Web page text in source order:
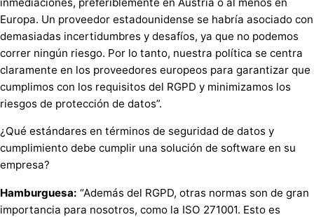
Europa. Un proveedor estadounidense se habría asociado con
demasiadas incertidumbres y desafíos, ya que no podemos
correr ningún riesgo. Por lo tanto, nuestra política se centra
claramente en los proveedores europeos para garantizar que
cumplimos con los requisitos del RGPD y minimizamos los
riesgos de protección de datos”.
¿Qué estándares en términos de seguridad de datos y
cumplimiento debe cumplir una solución de software en su
empresa?
Hamburguesa: “Además del RGPD, otras normas son de gran
importancia para nosotros, como la ISO 271001. Esto es